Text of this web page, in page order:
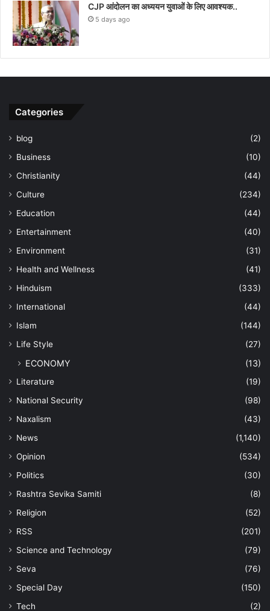
CJP आंदोलन का अध्ययन युवाओं के लिए आवश्यक..
5 days ago
Categories
blog
(2)
Business
(10)
Christianity
(44)
Culture
(234)
Education
(44)
Entertainment
(40)
Environment
(31)
Health and Wellness
(41)
Hinduism
(333)
International
(44)
Islam
(144)
Life Style
(27)
ECONOMY (13)
Literature
(19)
National Security
(98)
Naxalism
(43)
News
(1,140)
Opinion
(534)
Politics
(30)
Rashtra Sevika Samiti
(8)
Religion
(52)
RSS
(201)
Science and Technology
(79)
Seva
(76)
Special Day
(150)
Tech
(2)